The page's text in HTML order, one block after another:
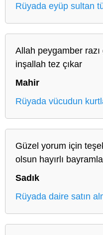
Rüyada eyüp sultan
Allah peygamber
inşallah tez çıkar
Mahir
Rüyada vücudun
Güzel yorum için
olsun hayırlı
Sadık
Rüyada daire satın